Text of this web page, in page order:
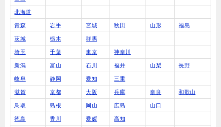
北海道
青森 岩手 宮城 秋田 山形 福島
茨城 栃木 群馬
埼玉 千葉 東京 神奈川
新潟 富山 石川 福井 山梨 長野
岐阜 静岡 愛知 三重
滋賀 京都 大阪 兵庫 奈良 和歌山
鳥取 島根 岡山 広島 山口
徳島 香川 愛媛 高知